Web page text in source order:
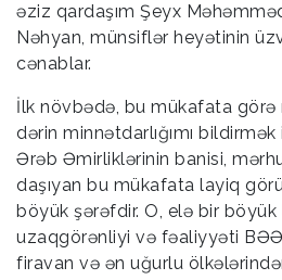
əziz qardaşım Şeyx
Nəhyan, münsiflər heyətinin
cənablar.
İlk növbədə, bu mükafata
dərin minnətdarlığımı
Ərəb Əmirliklərinin banisi,
daşıyan bu mükafata layiq
böyük şərəfdir. O, elə bir böyük
uzaqgörənliyi və fəaliyyəti
firavan və ən uğurlu